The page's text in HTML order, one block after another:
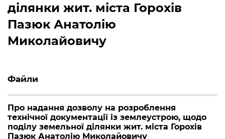
ділянки жит. міста Горохів
Пазюк Анатолію
Миколайовичу
Файли
Про надання дозволу на розроблення
технічної документації із землеустрою, щодо
поділу земельної ділянки жит. міста Горохів
Пазюк Анатолію Миколайовичу